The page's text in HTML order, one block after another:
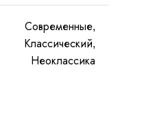
Современные,
Классический,
Неоклассика